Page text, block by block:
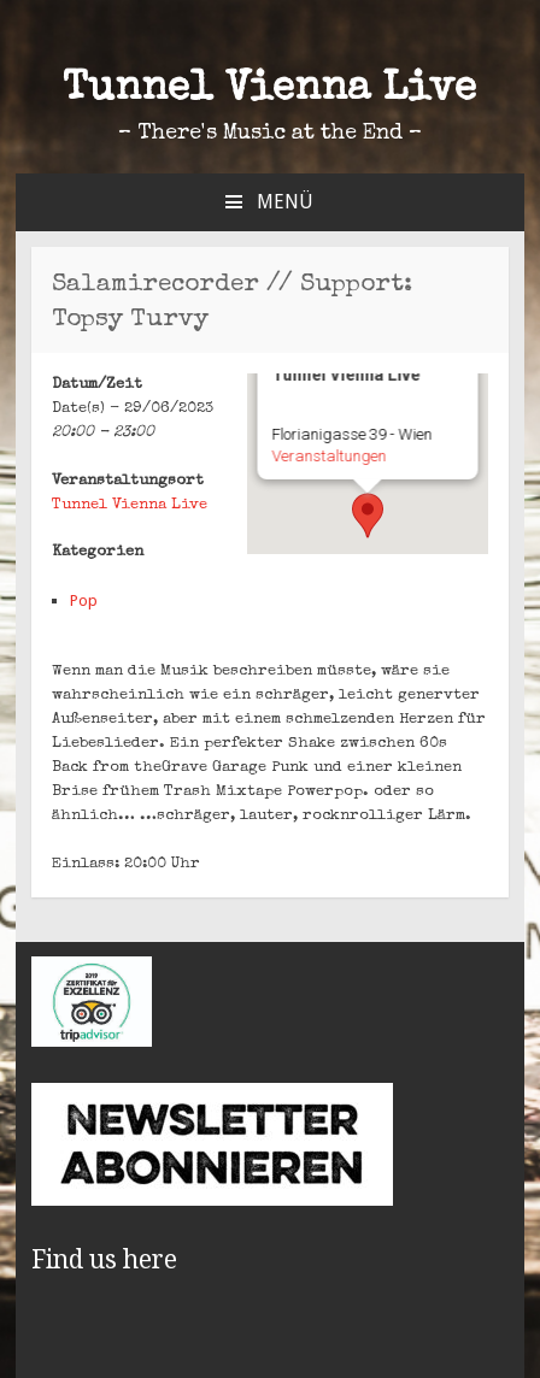
Tunnel Vienna Live
– There's Music at the End –
MENÜ
SPRINGEN
Salamirecorder // Support:
Topsy Turvy
Tunnel Vienna Live
Florianigasse 39 - Wien
Veranstaltungen
Datum/Zeit
Date(s) - 29/06/2023
20:00 - 23:00
Veranstaltungsort
Tunnel Vienna Live
Kategorien
Pop
Wenn man die Musik beschreiben müsste, wäre sie
wahrscheinlich wie ein schräger, leicht genervter
Außenseiter, aber mit einem schmelzenden Herzen für
Liebeslieder. Ein perfekter Shake zwischen 60s
Back from theGrave Garage Punk und einer kleinen
Brise frühem Trash Mixtape Powerpop. oder so
ähnlich… …schräger, lauter, rocknrolliger Lärm.
Einlass: 20:00 Uhr
Find us here